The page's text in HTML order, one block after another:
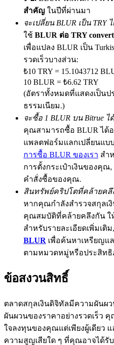
Exclusive for BitMart Users
Register & Trade to Win
Precious Metals Trading
Trade Gold & Silver ·
USDT New User Exclusive
USDT Flexible Staking |
BTC New User Exclusive:
BTC Flexible Staking | Daily
กิจกรรมเพิ่มเติม
สำคัญ ในปีที่ผ่านมา
จะเปลี่ยน BLUR เป็น TRY
ใช้ BLUR ต่อ TRY
เพื่อแปลง BLUR เป็น
รวดเร็วบางส่วน:
₺10 TRY = 15.1043712
10 BLUR = ₺6.62 TRY
(อัตราทั้งหมดที่แสดงเป็น
ธรรมเนียม.)
จะซื้อ 1 BLUR บน Bitrue ไ
คุณสามารถซื้อ BLUR ได้
แพลตฟอร์มแลกเปลี่ยนแบ
การซื้อ BLUR ของเรา สำ
การตั้งกระเป๋าเงินของคุ
คำสั่งซื้อของคุณ.
สินทรัพย์คริปโตที่คล้ายคลึ
หากคุณกำลังสำรวจสกุลเ
คุณสมบัติที่คล้ายคลึงกัน ใ
สำหรับรายละเอียดเพิ่มเติม
BLUR เพื่อค้นหาเหรียญแ
ตามหมวดหมู่หรือประสิทธิ
ข้อสงวนสิทธิ์
ตลาดสกุลเงินดิจิทัลมีความผันผ
ผันผวนของราคาอย่างรวดเร็ว
ใจลงทุนของคุณแต่เพียงผู้เดียว
ความสูญเสียใด ๆ ที่คุณอาจได้รั